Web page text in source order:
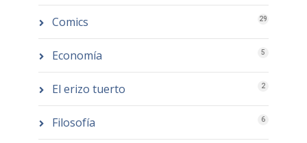
Comics 29
Economía 5
El erizo tuerto 2
Filosofía 6